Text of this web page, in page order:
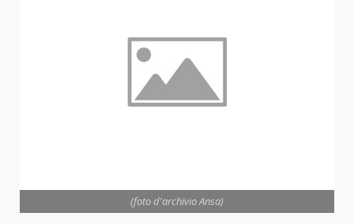
(foto d'archivio Ansa)